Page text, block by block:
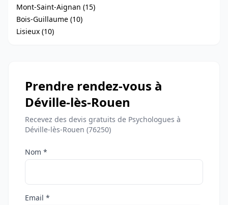
Mont-Saint-Aignan (15)
Bois-Guillaume (10)
Lisieux (10)
Prendre rendez-vous à
Déville-lès-Rouen
Recevez des devis gratuits de Psychologues à
Déville-lès-Rouen (76250)
Nom *
Email *